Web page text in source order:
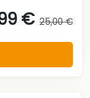
€ 25,00 €